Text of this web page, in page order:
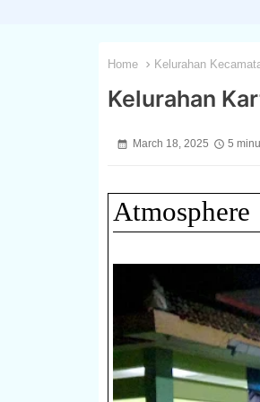
Home Kelurahan
Kelurahan
March 18, 2025 5
Atmosphere